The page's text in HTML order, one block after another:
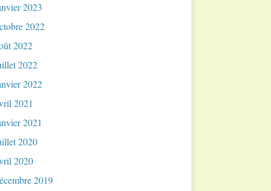
2023
2022
2022
2022
2022
2021
2021
2020
2020
2019